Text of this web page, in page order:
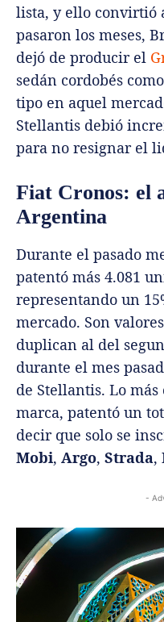
lista, y ello convirtió
pasaron los meses,
dejó de producir el
sedán cordobés
tipo en aquel
Stellantis debió
para no resignar el
Fiat Cronos: el
Argentina
Durante el pasado
patentó más 4.081
representando un
mercado. Son
duplican al del
durante el mes
de Stellantis. Lo
marca, patentó un
decir que solo se
Mobi, Argo, Strada,
-